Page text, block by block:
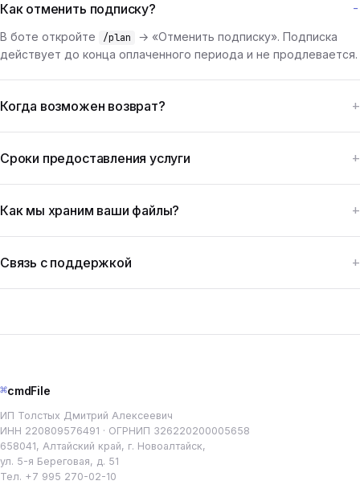
Как отменить подписку?
В боте откройте /plan
→ «Отменить подписку». Подписка
действует до конца оплаченного периода и не продлевается.
Когда возможен возврат?
Сроки предоставления услуги
Как мы храним ваши файлы?
Связь с поддержкой
⌘cmdFile
ИП Толстых Дмитрий Алексеевич
ИНН 220809576491 · ОГРНИП 326220200005658
658041, Алтайский край, г. Новоалтайск,
ул. 5-я Береговая, д. 51
Тел. +7 995 270-02-10